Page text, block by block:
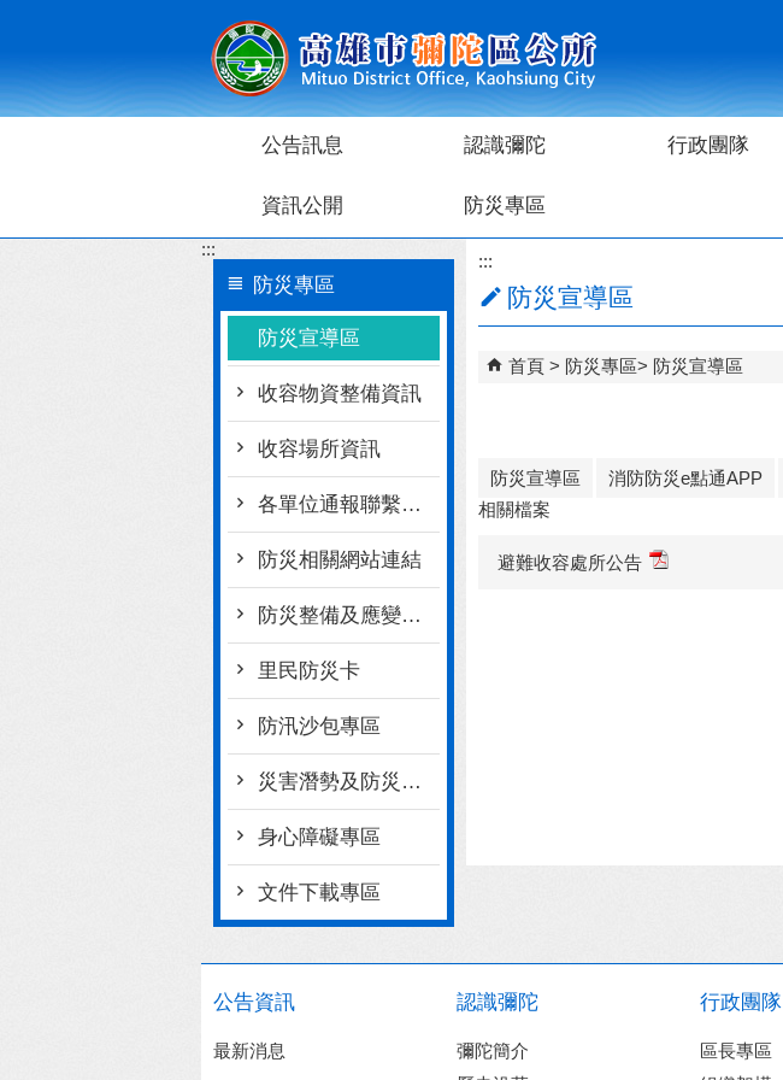
公告訊息 認識彌陀 行政團隊
資訊公開 防災專區
:::
防災專區
防災宣導區
收容物資整備資訊
收容場所資訊
各單位通報聯繫窗口
防災相關網站連結
防災整備及應變作為
里民防災卡
防汛沙包專區
災害潛勢及防災地圖檔案
身心障礙專區
文件下載專區
:::
防災宣導區
首頁 防災專區 防災宣導區
防災宣導區 消防防災e點通APP
相關檔案
避難收容處所公告
公告資訊
最新消息
認識彌陀
彌陀簡介
行政團隊
區長專區